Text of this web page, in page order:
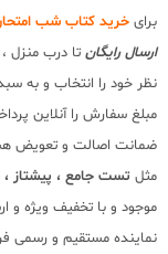
برای خرید کتاب شب
ارسال رایگان تا درب منزل
نظر خود را انتخاب و به
مبلغ سفارش را آنلاین
ضمانت اصالت و تعویض
مثل تست جامع ، پیشتاز ،
موجود و با تخفیف ویژه و
نماینده مستقیم و رسمی